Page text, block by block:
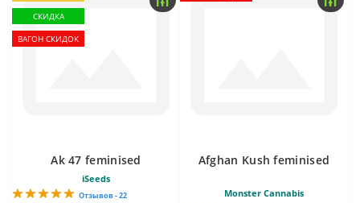
СКИДКА
ВАГОН СКИДОК
Ak 47 feminised
iSeeds
Отзывов - 22
Afghan Kush feminised
Monster Cannabis